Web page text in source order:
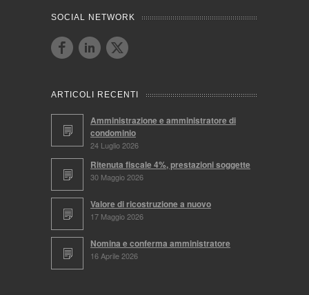
SOCIAL NETWORK
ARTICOLI RECENTI
Amministrazione e amministratore di
condominio
24 Luglio 2026
Ritenuta fiscale 4%, prestazioni soggette
30 Maggio 2026
Valore di ricostruzione a nuovo
17 Maggio 2026
Nomina e conferma amministratore
16 Aprile 2026